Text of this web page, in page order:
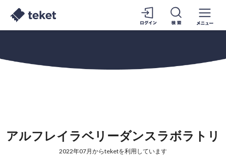
アルフレイラベリーダンスラボラトリ
2022年07月からteketを利用しています